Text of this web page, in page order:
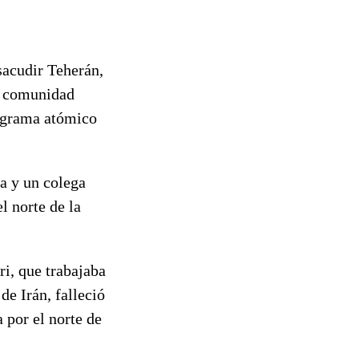
Teherán,
atómico
y un colega
norte de la
que trabajaba
Irán, falleció
por el norte de